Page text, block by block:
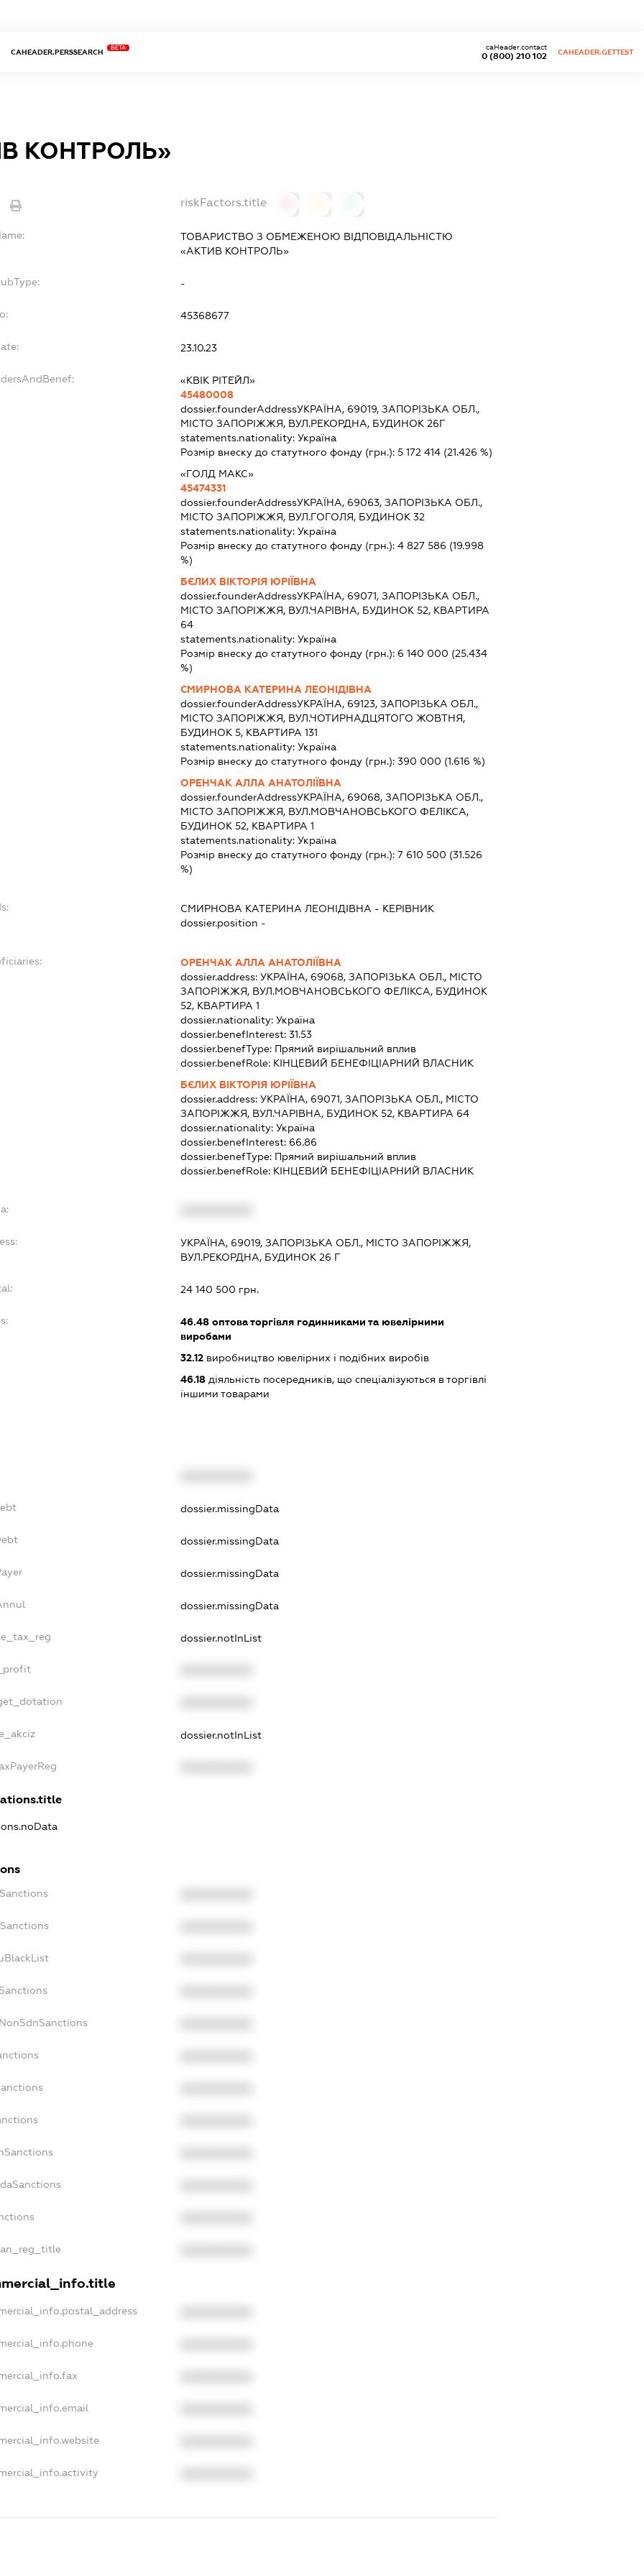
CAHEADER.PERSSEARCH
BETA
0 (800) 210 102
caHeader.contact
CAHEADER.GETTEST
КОНТРОЛЬ»
riskFactors.title
ТОВАРИСТВО З ОБМЕЖЕНОЮ ВІДПОВІДАЛЬНІСТЮ
«АКТИВ КОНТРОЛЬ»
-
45368677
23.10.23
«КВІК РІТЕЙЛ»
45480008
dossier.founderAddressУКРАЇНА, 69019, ЗАПОРІЗЬКА ОБЛ.,
МІСТО ЗАПОРІЖЖЯ, ВУЛ.РЕКОРДНА, БУДИНОК 26Г
statements.nationality:Україна
Розмір внеску до статутного фонду (грн.):5 172 414 (21.426 %)
«ГОЛД МАКС»
45474331
dossier.founderAddressУКРАЇНА, 69063, ЗАПОРІЗЬКА ОБЛ.,
МІСТО ЗАПОРІЖЖЯ, ВУЛ.ГОГОЛЯ, БУДИНОК 32
statements.nationality:Україна
Розмір внеску до статутного фонду (грн.):4 827 586 (19.998
%)
БЄЛИХ ВІКТОРІЯ ЮРІЇВНА
dossier.founderAddressУКРАЇНА, 69071, ЗАПОРІЗЬКА ОБЛ.,
МІСТО ЗАПОРІЖЖЯ, ВУЛ.ЧАРІВНА, БУДИНОК 52, КВАРТИРА
64
statements.nationality:Україна
Розмір внеску до статутного фонду (грн.): 6 140 000 (25.434
%)
СМИРНОВА КАТЕРИНА ЛЕОНІДІВНА
dossier.founderAddressУКРАЇНА, 69123, ЗАПОРІЗЬКА ОБЛ.,
МІСТО ЗАПОРІЖЖЯ, ВУЛ.ЧОТИРНАДЦЯТОГО ЖОВТНЯ,
БУДИНОК 5, КВАРТИРА 131
statements.nationality:Україна
Розмір внеску до статутного фонду (грн.):390 000 (1.616 %)
ОРЕНЧАК АЛЛА АНАТОЛІЇВНА
dossier.founderAddressУКРАЇНА, 69068, ЗАПОРІЗЬКА ОБЛ.,
МІСТО ЗАПОРІЖЖЯ, ВУЛ.МОВЧАНОВСЬКОГО ФЕЛІКСА,
БУДИНОК 52, КВАРТИРА 1
statements.nationality:Україна
Розмір внеску до статутного фонду (грн.):7 610 500 (31.526
%)
СМИРНОВА КАТЕРИНА ЛЕОНІДІВНА - КЕРІВНИК
dossier.position -
ОРЕНЧАК АЛЛА АНАТОЛІЇВНА
dossier.address:УКРАЇНА, 69068, ЗАПОРІЗЬКА ОБЛ., МІСТО
ЗАПОРІЖЖЯ, ВУЛ.МОВЧАНОВСЬКОГО ФЕЛІКСА, БУДИНОК
52, КВАРТИРА 1
dossier.nationality:Україна
dossier.benefInterest:31.53
dossier.benefType: Прямий вирішальний вплив
dossier.benefRole: КІНЦЕВИЙ БЕНЕФІЦІАРНИЙ ВЛАСНИК
БЄЛИХ ВІКТОРІЯ ЮРІЇВНА
dossier.address:УКРАЇНА, 69071, ЗАПОРІЗЬКА ОБЛ., МІСТО
ЗАПОРІЖЖЯ, ВУЛ.ЧАРІВНА, БУДИНОК 52, КВАРТИРА 64
dossier.nationality:Україна
dossier.benefInterest: 66.86
dossier.benefType: Прямий вирішальний вплив
dossier.benefRole: КІНЦЕВИЙ БЕНЕФІЦІАРНИЙ ВЛАСНИК
УКРАЇНА, 69019, ЗАПОРІЗЬКА ОБЛ., МІСТО ЗАПОРІЖЖЯ,
ВУЛ.РЕКОРДНА, БУДИНОК 26 Г
24 140 500 грн.
46.48 оптова торгівля годинниками та ювелірними
виробами
32.12 виробництво ювелірних і подібних виробів
46.18 діяльність посередників, що спеціалізуються в торгівлі
іншими товарами
dossier.missingData
dossier.missingData
dossier.missingData
dossier.missingData
dossier.notInList
dossier.notInList